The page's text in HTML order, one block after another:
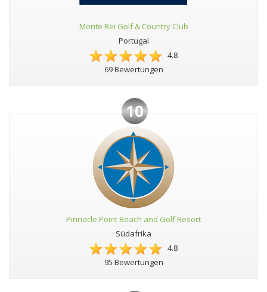
Monte Rei Golf & Country Club
Portugal
4.8
69 Bewertungen
10
Pinnacle Point Beach and Golf Resort
Südafrika
4.8
95 Bewertungen